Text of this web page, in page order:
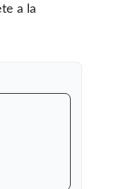
a la